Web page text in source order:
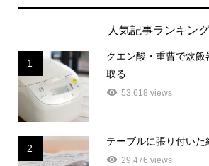
人気記事ランキング
1
クエン酸・重曹で炊
取る
53,618 views
2
テーブルに張り付い
29,476 views